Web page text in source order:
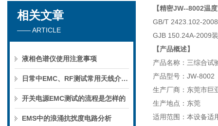
相关文章
—— ARTICLE
液相色谱仪使用注意事项
日常中EMC、RF测试常用天线介绍及基本概念
开关电源EMC测试的流程是怎样的
EMS中的浪涌抗扰度电路分析
【精密JW--8002温
GB/T 2423.102-
GJB 150.24A-2009
【产品概述】
产品名称：三综合试
产品型号：JW-8002
生产厂商：东莞市巨
生产地点：东莞
适用范围：本设备适